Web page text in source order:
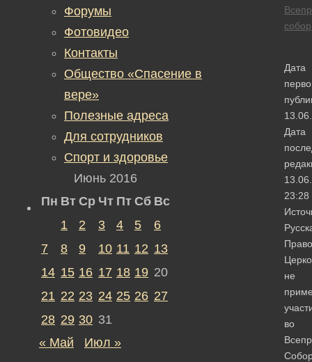
собор
Дата
Дата
23:28
не
во
Форумы
Фотовидео
Контакты
Общество «Спасение в
вере»
Полезные адреса
Для сотрудников
Спорт и здоровье
Июнь 2016
Пн Вт Ср Чт Пт Сб Вс
1
2 3 4 5
6
7
8 9 10 11 12 13
14 15 16 17 18 19 20
21 22 23 24 25 26 27
28 29 30 31
« Май
Июл »